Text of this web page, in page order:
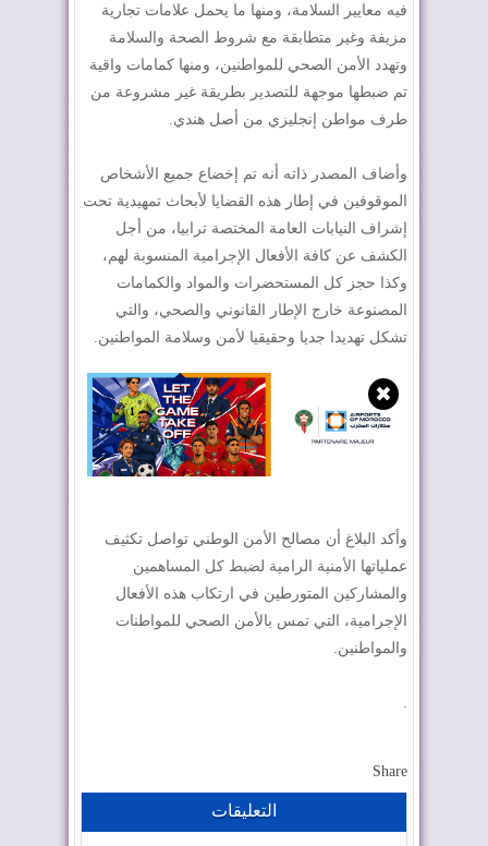
فيه معايير السلامة، ومنها ما يحمل علامات تجارية
مزيفة وغير متطابقة مع شروط الصحة والسلامة
وتهدد الأمن الصحي للمواطنين، ومنها كمامات واقية
تم ضبطها موجهة للتصدير بطريقة غير مشروعة من
طرف مواطن إنجليزي من أصل هندي.
وأضاف المصدر ذاته أنه تم إخضاع جميع الأشخاص
الموقوفين في إطار هذه القضايا لأبحاث تمهيدية تحت
إشراف النيابات العامة المختصة ترابيا، من أجل
الكشف عن كافة الأفعال الإجرامية المنسوبة لهم،
وكذا حجز كل المستحضرات والمواد والكمامات
المصنوعة خارج الإطار القانوني والصحي، والتي
تشكل تهديدا جديا وحقيقيا لأمن وسلامة المواطنين.
✖
وأكد البلاغ أن مصالح الأمن الوطني تواصل تكثيف
عملياتها الأمنية الرامية لضبط كل المساهمين
والمشاركين المتورطين في ارتكاب هذه الأفعال
الإجرامية، التي تمس بالأمن الصحي للمواطنات
والمواطنين.
Share
التعليقات